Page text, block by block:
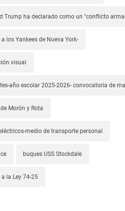
Trump ha declarado como un "conflicto
los Yankees de Nueva York-
visual
año escolar 2025-2026- convocatoria de
Morón y Rota
medio de transporte personal
buques USS Stockdale
la Ley 74-25